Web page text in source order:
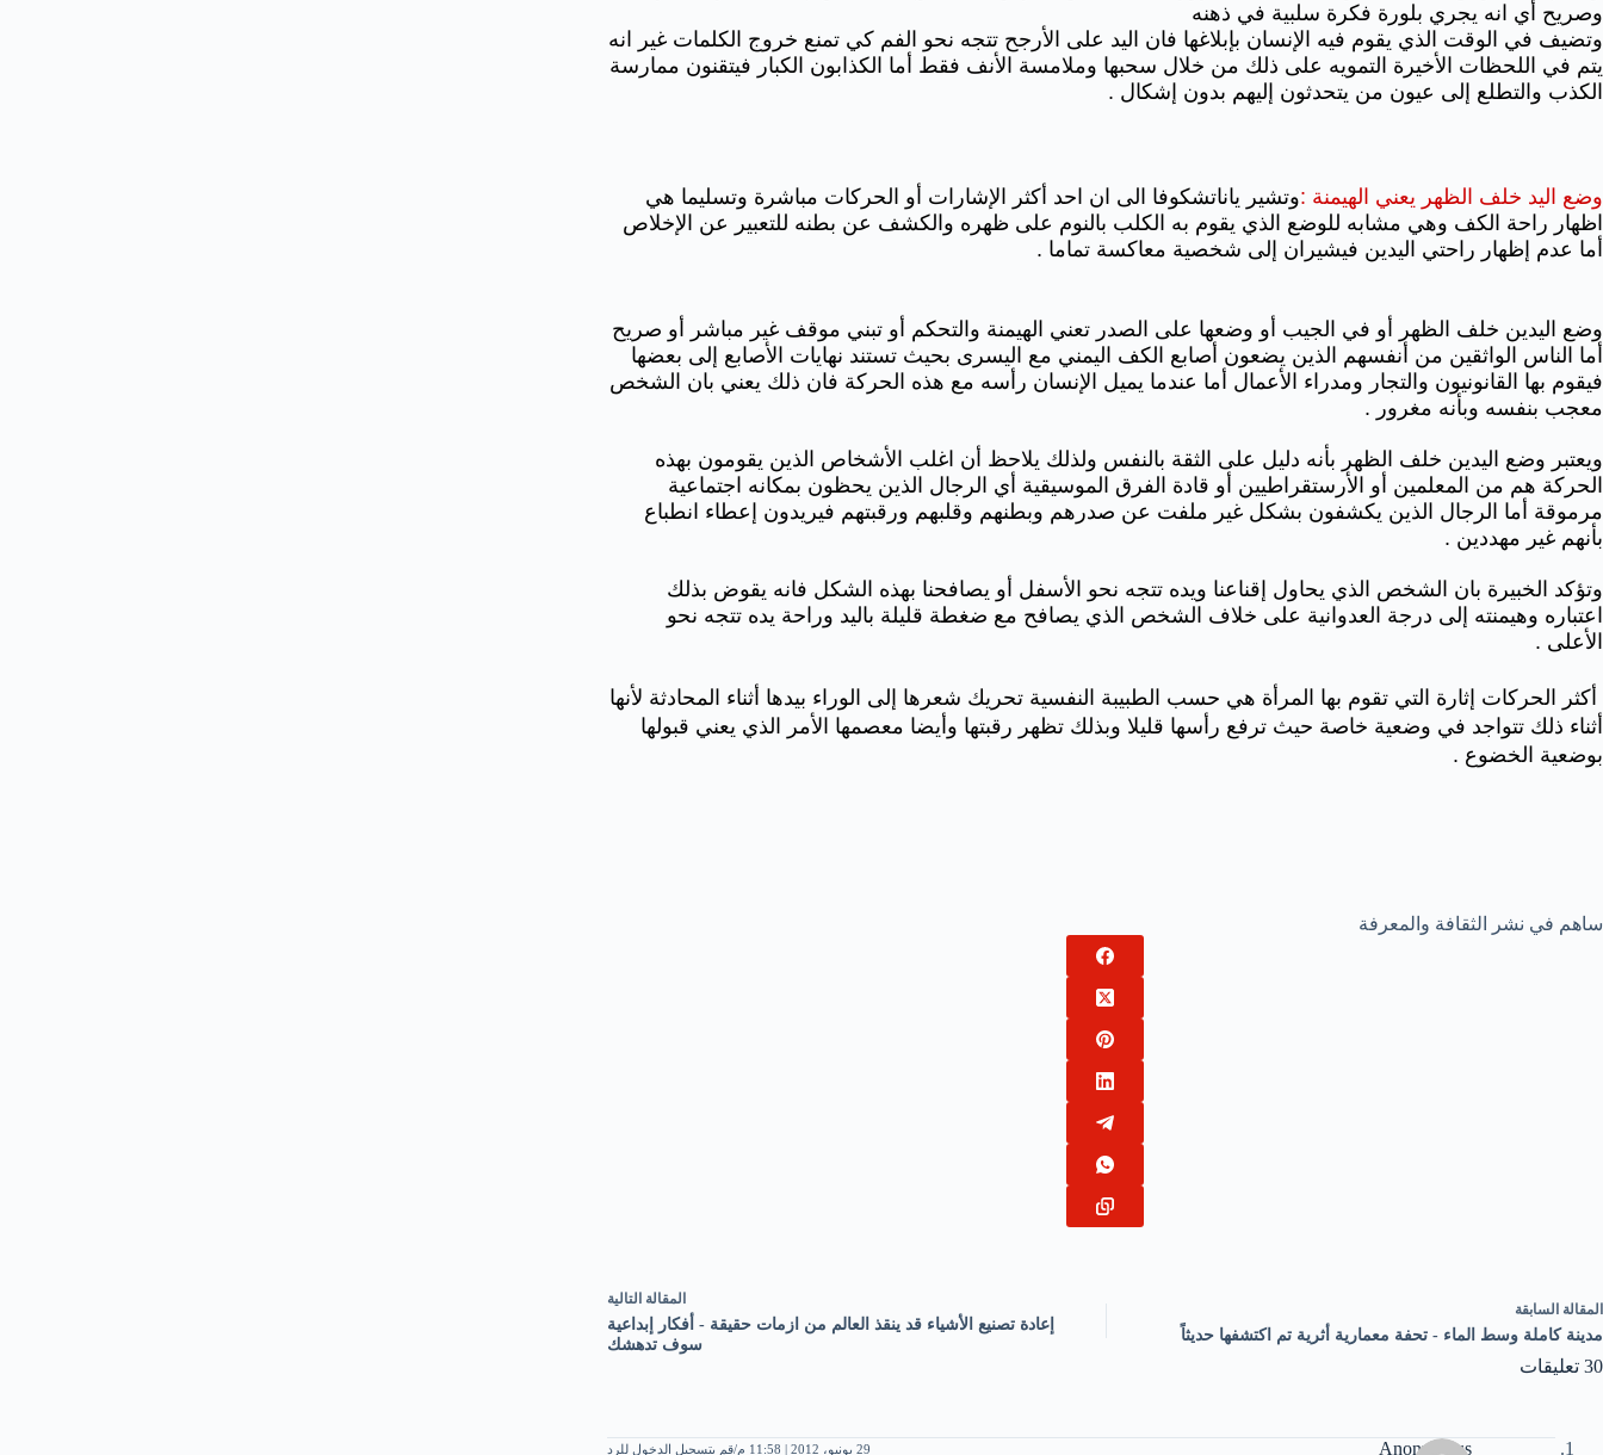
وصريح أي انه يجري بلورة فكرة سلبية في ذهنه
وتضيف في الوقت الذي يقوم فيه الإنسان بإبلاغها فان اليد على الأرجح تتجه نحو الفم كي تمنع خروج الكلمات غير انه
يتم في اللحظات الأخيرة التمويه على ذلك من خلال سحبها وملامسة الأنف فقط أما الكذابون الكبار فيتقنون ممارسة
الكذب والتطلع إلى عيون من يتحدثون إليهم بدون إشكال .
وضع اليد خلف الظهر يعني الهيمنة :وتشير ياناتشكوفا الى ان احد أكثر الإشارات أو الحركات مباشرة وتسليما هي
اظهار راحة الكف وهي مشابه للوضع الذي يقوم به الكلب بالنوم على ظهره والكشف عن بطنه للتعبير عن الإخلاص
أما عدم إظهار راحتي اليدين فيشيران إلى شخصية معاكسة تماما .
وضع اليدين خلف الظهر أو في الجيب أو وضعها على الصدر تعني الهيمنة والتحكم أو تبني موقف غير مباشر أو صريح
أما الناس الواثقين من أنفسهم الذين يضعون أصابع الكف اليمني مع اليسرى بحيث تستند نهايات الأصابع إلى بعضها
فيقوم بها القانونيون والتجار ومدراء الأعمال أما عندما يميل الإنسان رأسه مع هذه الحركة فان ذلك يعني بان الشخص
معجب بنفسه وبأنه مغرور .
ويعتبر وضع اليدين خلف الظهر بأنه دليل على الثقة بالنفس ولذلك يلاحظ أن اغلب الأشخاص الذين يقومون بهذه
الحركة هم من المعلمين أو الأرستقراطيين أو قادة الفرق الموسيقية أي الرجال الذين يحظون بمكانه اجتماعية
مرموقة أما الرجال الذين يكشفون بشكل غير ملفت عن صدرهم وبطنهم وقلبهم ورقبتهم فيريدون إعطاء انطباع
بأنهم غير مهددين .
وتؤكد الخبيرة بان الشخص الذي يحاول إقناعنا ويده تتجه نحو الأسفل أو يصافحنا بهذه الشكل فانه يقوض بذلك
اعتباره وهيمنته إلى درجة العدوانية على خلاف الشخص الذي يصافح مع ضغطة قليلة باليد وراحة يده تتجه نحو
الأعلى .
أكثر الحركات إثارة التي تقوم بها المرأة هي حسب الطبيبة النفسية تحريك شعرها إلى الوراء بيدها أثناء المحادثة لأنها
أثناء ذلك تتواجد في وضعية خاصة حيث ترفع رأسها قليلا وبذلك تظهر رقبتها وأيضا معصمها الأمر الذي يعني قبولها
بوضعية الخضوع .
ساهم في نشر الثقافة والمعرفة
المقالة السابقة
مدينة كاملة وسط الماء - تحفة معمارية أثرية تم اكتشفها حديثاً
المقالة التالية
إعادة تصنيع الأشياء قد ينقذ العالم من ازمات حقيقة - أفكار إبداعية
سوف تدهشك
30 تعليقات
Anonymous 29 يونيو، 2012 | 11:58 م قم بتسجيل الدخول للرد